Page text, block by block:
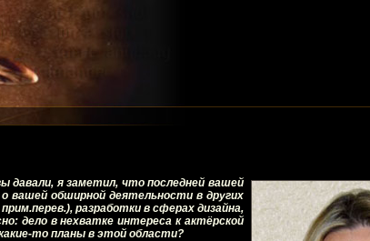
давали, я заметил, что последней вашей
вашей обширной деятельности в других
разработки в сферах дизайна,
дело в нехватке интереса к актёрской
то планы в этой области?